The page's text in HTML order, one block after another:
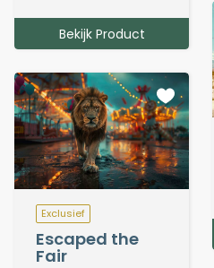
Bekijk Product
Exclusief
Escaped the
Fair